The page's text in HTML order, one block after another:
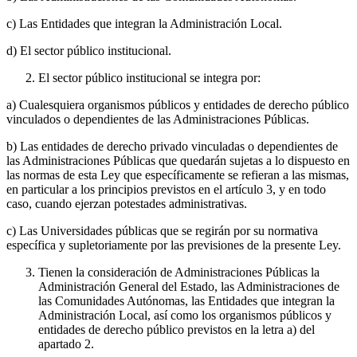
c) Las Entidades que integran la Administración Local.
d) El sector público institucional.
El sector público institucional se integra por:
a) Cualesquiera organismos públicos y entidades de derecho público
vinculados o dependientes de las Administraciones Públicas.
b) Las entidades de derecho privado vinculadas o dependientes de
las Administraciones Públicas que quedarán sujetas a lo dispuesto en
las normas de esta Ley que específicamente se refieran a las mismas,
en particular a los principios previstos en el artículo 3, y en todo
caso, cuando ejerzan potestades administrativas.
c) Las Universidades públicas que se regirán por su normativa
específica y supletoriamente por las previsiones de la presente Ley.
Tienen la consideración de Administraciones Públicas la
Administración General del Estado, las Administraciones de
las Comunidades Autónomas, las Entidades que integran la
Administración Local, así como los organismos públicos y
entidades de derecho público previstos en la letra a) del
apartado 2.